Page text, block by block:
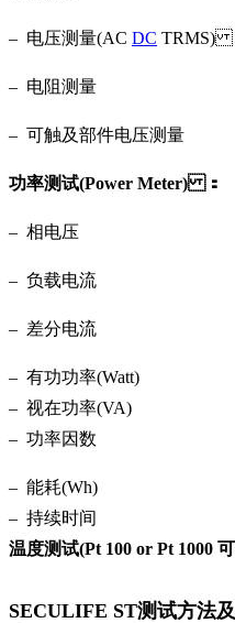
– 电压测量(AC DC TRMS)
– 电阻测量
– 可触及部件电压测量
功率测试(Power Meter) ：
– 相电压
– 负载电流
– 差分电流
– 有功功率(Watt)
– 视在功率(VA)
– 功率因数
– 能耗(Wh)
– 持续时间
温度测试(Pt 100 or Pt 1000
SECULIFE ST测试方法